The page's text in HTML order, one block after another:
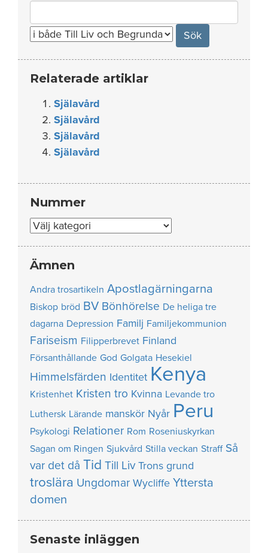
for:
Relaterade artiklar
Själavård
Själavård
Själavård
Själavård
Nummer
Nummer
Ämnen
Andra trosartikeln Apostlagärningarna
Biskop bröd BV Bönhörelse De heliga tre
dagarna Depression Familj Familjekommunion
Fariseism Filipperbrevet Finland
Försanthållande God Golgata Hesekiel
Himmelsfärden Identitet Kenya
Kristenhet Kristen tro Kvinna Levande tro
Luthersk Lärande manskör Nyår Peru
Psykologi Relationer Rom Roseniuskyrkan
Sagan om Ringen Sjukvård Stilla veckan Straff Så
var det då Tid Till Liv Trons grund
troslära Ungdomar Wycliffe Yttersta
domen
Senaste inläggen